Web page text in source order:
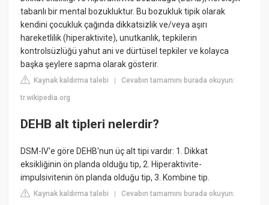
tabanlı bir mental bozukluktur. Bu bozukluk tipik olarak
kendini çocukluk çağında dikkatsizlik ve/veya aşırı
hareketlilik (hiperaktivite), unutkanlık, tepkilerin
kontrolsüzlüğü yahut ani ve dürtüsel tepkiler ve kolayca
başka şeylere sapma olarak gösterir.
Kaynak kaldırma talebi |Cevabın tamamını burada okuyun:
tr.wikipedia.org
DEHB alt tipleri nelerdir?
DSM-IV'e göre DEHB'nun üç alt tipi vardır: 1. Dikkat
eksikliğinin ön planda olduğu tip, 2. Hiperaktivite-
impulsivitenin ön planda olduğu tip, 3. Kombine tip.
Kaynak kaldırma talebi |Cevabın tamamını burada okuyun: